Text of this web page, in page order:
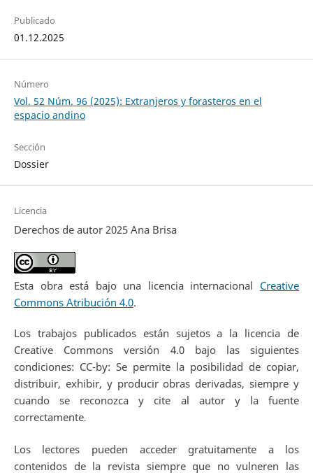
Publicado
01.12.2025
Número
Vol. 52 Núm. 96 (2025): Extranjeros y forasteros en el
espacio andino
Sección
Dossier
Licencia
Derechos de autor 2025 Ana Brisa
Esta obra está bajo una licencia internacional Creative
Commons Atribución 4.0.
Los trabajos publicados están sujetos a la licencia de
Creative Commons versión 4.0 bajo las siguientes
condiciones: CC-by: Se permite la posibilidad de copiar,
distribuir, exhibir, y producir obras derivadas, siempre y
cuando se reconozca y cite al autor y la fuente
correctamente.
Los lectores pueden acceder gratuitamente a los
contenidos de la revista siempre que no vulneren las